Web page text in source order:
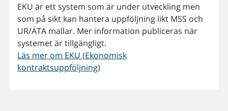
EKU är ett system som är under utveckling men
som på sikt kan hantera uppföljning likt MSS och
UR/ÄTA mallar. Mer information publiceras när
systemet är tillgängligt.
Läs mer om EKU (Ekonomisk
kontraktsuppföljning)